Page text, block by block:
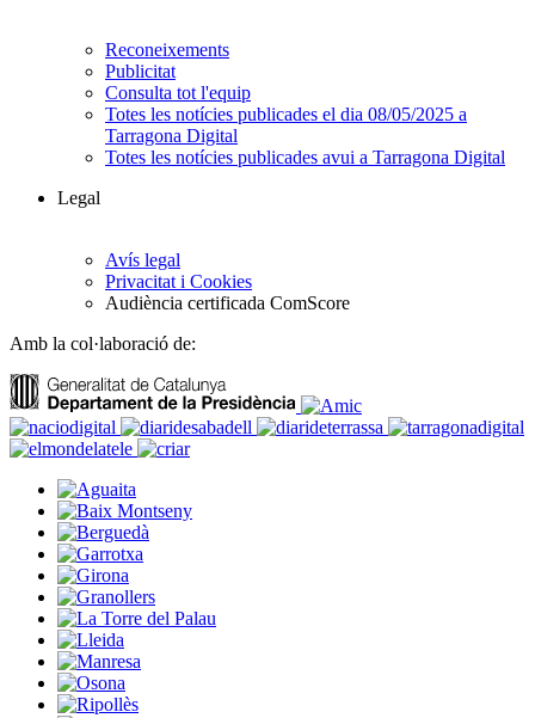
Reconeixements
Publicitat
Consulta tot l'equip
Totes les notícies publicades el dia 08/05/2025 a
Tarragona Digital
Totes les notícies publicades avui a Tarragona Digital
Legal
Avís legal
Privacitat i Cookies
Audiència certificada ComScore
Amb la col·laboració de: